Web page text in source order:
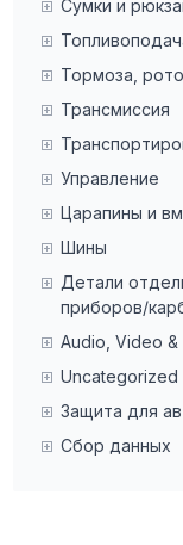
Сумки и
Тормоза,
Трансмиссия
Управление
Царапины и
Шины
Детали
приборов/
Audio, Video &
Uncategorized
Защита для
Сбор данных